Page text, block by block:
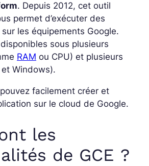
. Depuis 2012, cet outil
permet d’exécuter des
sur les équipements Google.
sous plusieurs
RAM ou CPU) et plusieurs
Windows).
facilement créer et
sur le cloud de Google.
les
de GCE ?